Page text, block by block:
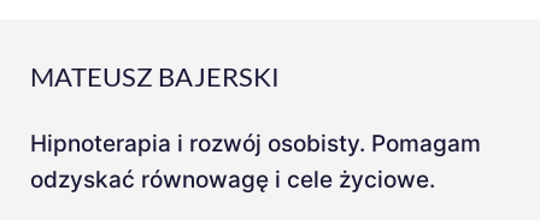
MATEUSZ BAJERSKI
Hipnoterapia i rozwój osobisty. Pomagam
odzyskać równowagę i cele życiowe.